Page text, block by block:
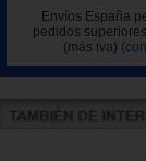
Envíos España
pedidos
(más iva)